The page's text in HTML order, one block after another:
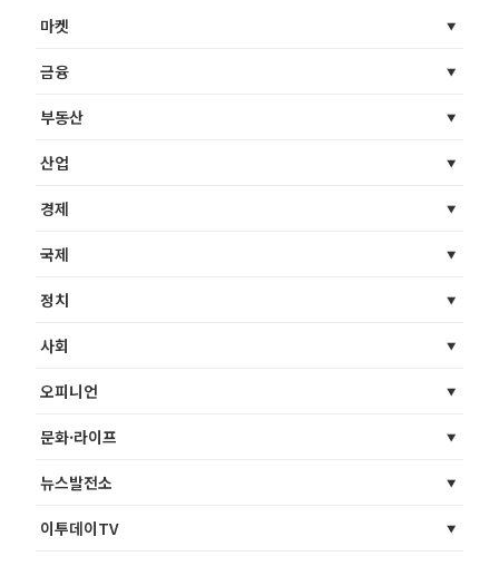
마켓
금융
부동산
산업
경제
국제
정치
사회
오피니언
문화·라이프
뉴스발전소
이투데이TV